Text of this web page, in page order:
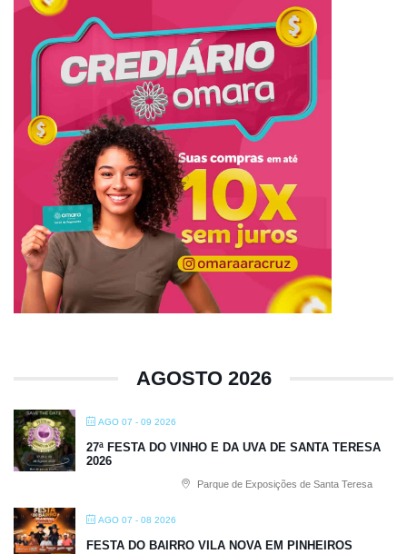
AGOSTO 2026
AGO 07 - 09 2026
27ª FESTA DO VINHO E DA UVA DE SANTA TERESA
2026
Parque de Exposições de Santa Teresa
AGO 07 - 08 2026
FESTA DO BAIRRO VILA NOVA EM PINHEIROS